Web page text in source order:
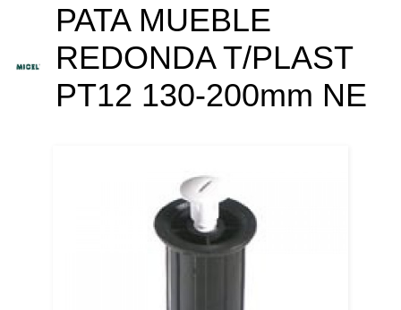
PATA MUEBLE
REDONDA T/PLAST
PT12 130-200mm NE